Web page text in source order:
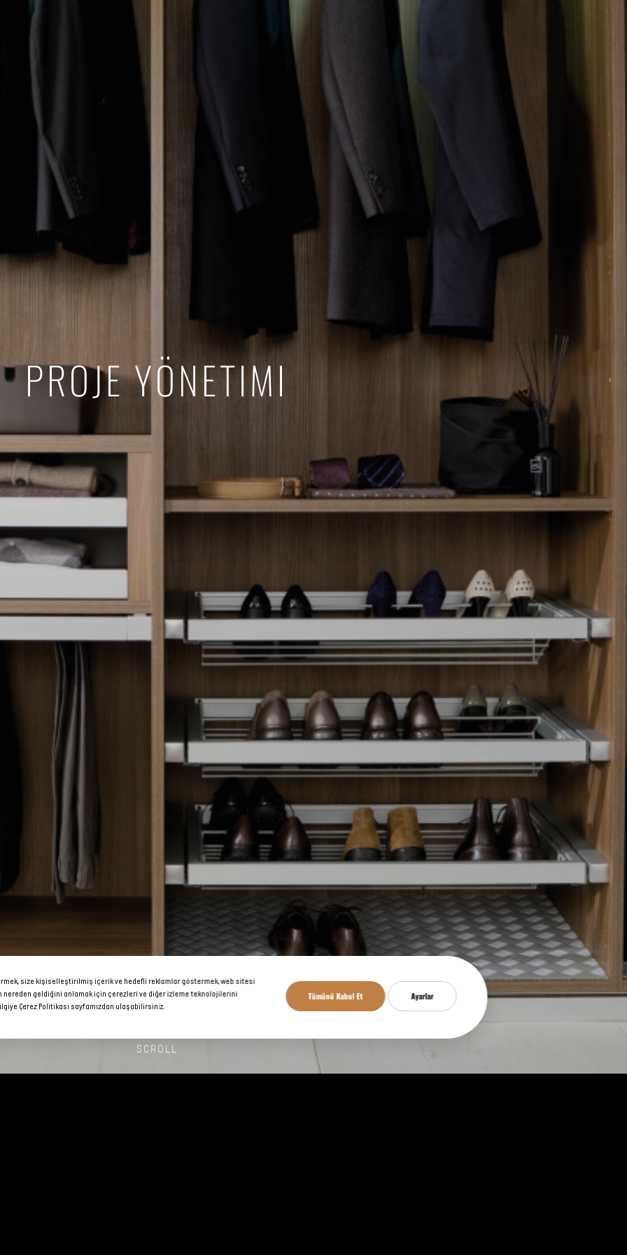
size kişiselleştirilmiş içerik ve hedefli reklamlar göstermek, web sitesi
geldiğini anlamak için çerezleri ve diğer izleme teknolojilerini
Çerez Politikası sayfamızdan ulaşabilirsiniz.
Tümünü Kabul Et Ayarlar
PROJE YÖNETIMI
SCROLL